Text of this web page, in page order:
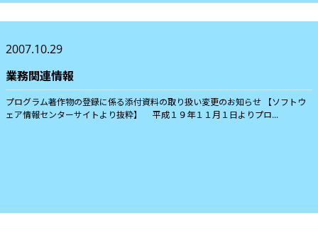
2007.10.29
業務関連情報
プログラム著作物の登録に係る添付資料の取り扱い変更のお知らせ 【ソフトウ
ェア情報センターサイトより抜粋】 平成１９年１１月１日よりプロ...